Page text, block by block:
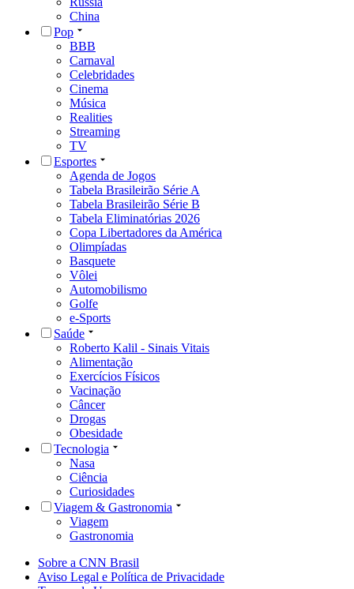
China
Pop
BBB
Carnaval
Celebridades
Cinema
Música
Realities
Streaming
TV
Esportes
Agenda de Jogos
Tabela Brasileirão Série A
Tabela Brasileirão Série B
Tabela Eliminatórias 2026
Copa Libertadores da América
Olimpíadas
Basquete
Vôlei
Automobilismo
Golfe
e-Sports
Saúde
Roberto Kalil - Sinais Vitais
Alimentação
Exercícios Físicos
Vacinação
Câncer
Drogas
Obesidade
Tecnologia
Nasa
Ciência
Curiosidades
Viagem & Gastronomia
Viagem
Gastronomia
Sobre a CNN Brasil
Aviso Legal e Política de Privacidade